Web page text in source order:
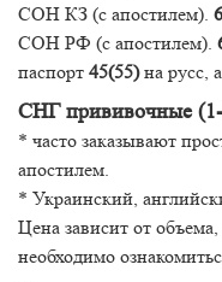
СОН КЗ (с апостилем).
СОН РФ (с апостилем).
паспорт 45(55)на русс,
СНГ прививочные
* часто заказывают
апостилем.
* Украинский,
Цена зависит от
необходимо